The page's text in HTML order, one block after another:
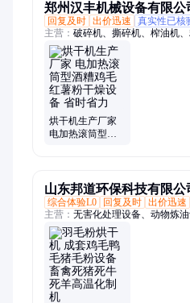
郑州汉丰机械设备有限公
回复及时 出价迅速 真实性已核
主营： 破碎机、撕碎机、榨油机
机、移动煤泥粉碎机、煤矸石粉
碎机、移动制砂机、煤炭破碎机、
烘干机生产厂家
电加热滚筒型酒
山东邦道环保科技有限公
综合体验L0
回复及时 出价迅速
主营： 无害化处理设备、动物炼
肉骨粉设备、污泥烘干机、粮食
备、动物生物降解机